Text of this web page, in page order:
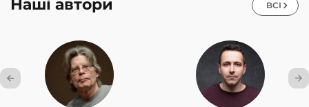
Наші автори ВСІ